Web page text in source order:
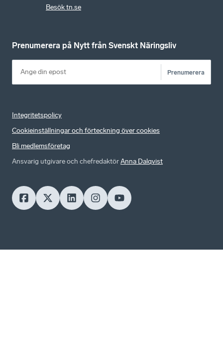
Besök tn.se
Prenumerera på Nytt från Svenskt Näringsliv
Prenumerera
Integritetspolicy
Cookieinställningar och förteckning över cookies
Bli medlemsföretag
Ansvarig utgivare och chefredaktörAnna Dalqvist